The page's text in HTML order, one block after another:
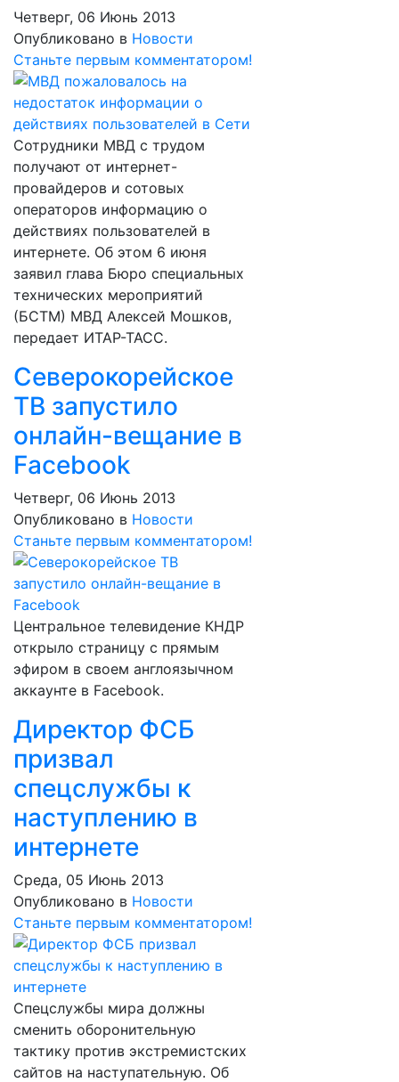
Четверг, 06 Июнь 2013
Опубликовано в Новости
Станьте первым комментатором!
Сотрудники МВД с трудом
получают от интернет-
провайдеров и сотовых
операторов информацию о
действиях пользователей в
интернете. Об этом 6 июня
заявил глава Бюро специальных
технических мероприятий
(БСТМ) МВД Алексей Мошков,
передает ИТАР-ТАСС.
Северокорейское
ТВ запустило
онлайн-вещание в
Facebook
Четверг, 06 Июнь 2013
Опубликовано в Новости
Станьте первым комментатором!
Центральное телевидение КНДР
открыло страницу с прямым
эфиром в своем англоязычном
аккаунте в Facebook.
Директор ФСБ
призвал
спецслужбы к
наступлению в
интернете
Среда, 05 Июнь 2013
Опубликовано в Новости
Станьте первым комментатором!
Спецслужбы мира должны
сменить оборонительную
тактику против экстремистских
сайтов на наступательную. Об